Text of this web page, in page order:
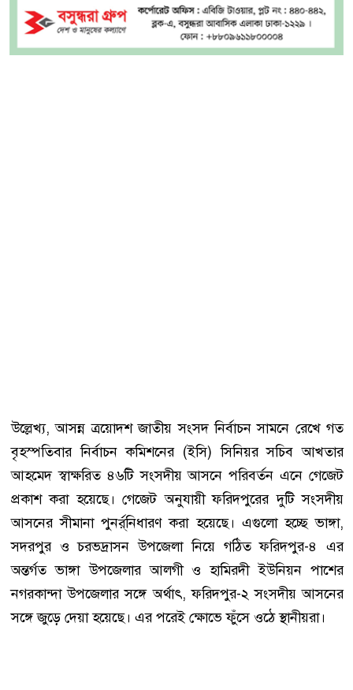
উল্লেখ্য, আসন্ন ত্রয়োদশ জাতীয় সংসদ নির্বাচন সামনে রেখে গত
বৃহস্পতিবার নির্বাচন কমিশনের (ইসি) সিনিয়র সচিব আখতার
আহমেদ স্বাক্ষরিত ৪৬টি সংসদীয় আসনে পরিবর্তন এনে গেজেট
প্রকাশ করা হয়েছে। গেজেট অনুযায়ী ফরিদপুরের দুটি সংসদীয়
আসনের সীমানা পুনর্র্নিধারণ করা হয়েছে। এগুলো হচ্ছে ভাঙ্গা,
সদরপুর ও চরভদ্রাসন উপজেলা নিয়ে গঠিত ফরিদপুর-৪ এর
অন্তর্গত ভাঙ্গা উপজেলার আলগী ও হামিরদী ইউনিয়ন পাশের
নগরকান্দা উপজেলার সঙ্গে অর্থাৎ, ফরিদপুর-২ সংসদীয় আসনের
সঙ্গে জুড়ে দেয়া হয়েছে। এর পরেই ক্ষোভে ফুঁসে ওঠে স্থানীয়রা।